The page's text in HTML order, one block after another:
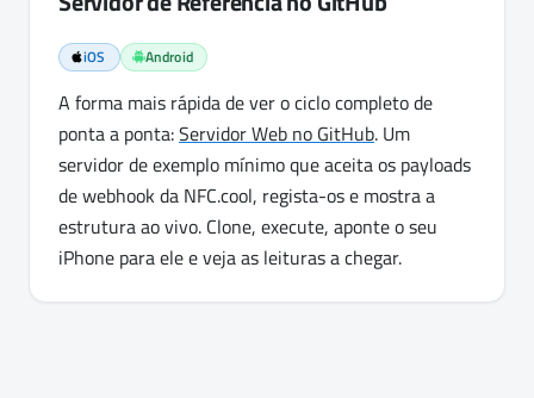
iOS Android
A forma mais rápida de ver o ciclo completo de
ponta a ponta:Servidor Web no GitHub. Um
servidor de exemplo mínimo que aceita os payloads
de webhook da NFC.cool, regista-os e mostra a
estrutura ao vivo. Clone, execute, aponte o seu
iPhone para ele e veja as leituras a chegar.